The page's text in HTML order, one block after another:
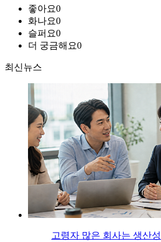
좋아요0
화나요0
슬퍼요0
더 궁금해요0
최신뉴스
고령자 많은 회사는 생산